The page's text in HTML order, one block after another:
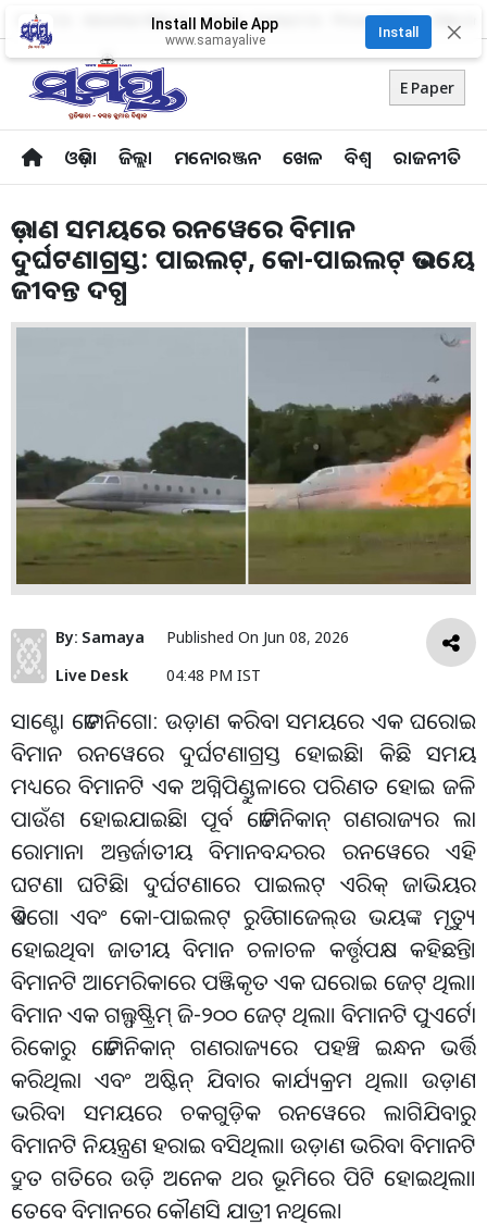
About Us Advertise With Us Career Contact Us Privacy Policy
E Paper
ଓଡ଼ିଶା ଜିଲ୍ଲା ମନୋରଞ୍ଜନ ଖେଳ ବିଶ୍ବ ରାଜନୀତି
Install Mobile App
www.samayalive
Install ✕
ଉଡ଼ାଣ ସମୟରେ ରନୱେରେ ବିମାନ
ଦୁର୍ଘଟଣାଗ୍ରସ୍ତ: ପାଇଲଟ୍, କୋ-ପାଇଲଟ୍ ଉଭୟେ
ଜୀବନ୍ତ ଦଗ୍ଧ
By: Samaya
Live Desk
Published On Jun 08, 2026
04:48 PM IST
ସାଣ୍ଟୋ ଡୋମନିଗୋ: ଉଡ଼ାଣ କରିବା ସମୟରେ ଏକ ଘରୋଇ
ବିମାନ ରନୱେରେ ଦୁର୍ଘଟଣାଗ୍ରସ୍ତ ହୋଇଛି। କିଛି ସମୟ
ମଧ୍ୟରେ ବିମାନଟି ଏକ ଅଗ୍ନିପିଣ୍ଡୁଳାରେ ପରିଣତ ହୋଇ ଜଳି
ପାଉଁଶ ହୋଇଯାଇଛି। ପୂର୍ବ ଡୋମିନିକାନ୍ ଗଣରାଜ୍ୟର ଲା
ରୋମାନା ଅନ୍ତର୍ଜାତୀୟ ବିମାନବନ୍ଦରର ରନୱେରେ ଏହି
ଘଟଣା ଘଟିଛି। ଦୁର୍ଘଟଣାରେ ପାଇଲଟ୍ ଏରିକ୍ ଜାଭିୟର
ଡିଏଗୋ ଏବଂ କୋ-ପାଇଲଟ୍ ରୁଡି ଗାଜେଲ୍ଉ ଭୟଙ୍କ ମୃତ୍ୟୁ
ହୋଇଥିବା ଜାତୀୟ ବିମାନ ଚଳାଚଳ କର୍ତ୍ତୃପକ୍ଷ କହିଛନ୍ତି।
ବିମାନଟି ଆମେରିକାରେ ପଞ୍ଜିକୃତ ଏକ ଘରୋଇ ଜେଟ୍ ଥିଲା।
ବିମାନ ଏକ ଗଲ୍ଫଷ୍ଟ୍ରିମ୍ ଜି-୨୦୦ ଜେଟ୍ ଥିଲା। ବିମାନଟି ପୁଏର୍ଟୋ
ରିକୋରୁ ଡୋମିନିକାନ୍ ଗଣରାଜ୍ୟରେ ପହଞ୍ଚି ଇନ୍ଧନ ଭର୍ତ୍ତି
କରିଥିଲା ​​ଏବଂ ଅଷ୍ଟିନ୍ ଯିବାର କାର୍ଯ୍ୟକ୍ରମ ଥିଲା। ଉଡ଼ାଣ
ଭରିବା ସମୟରେ ଚକଗୁଡ଼ିକ ରନୱେରେ ଲାଗିଯିବାରୁ
ବିମାନଟି ନିୟନ୍ତ୍ରଣ ହରାଇ ବସିଥିଲା। ଉଡ଼ାଣ ଭରିବା ବିମାନଟି
ଦ୍ରୁତ ଗତିରେ ଉଡ଼ି ଅନେକ ଥର ଭୂମିରେ ପିଟି ହୋଇଥିଲା।
ତେବେ ବିମାନରେ କୌଣସି ଯାତ୍ରୀ ନଥିଲେ।